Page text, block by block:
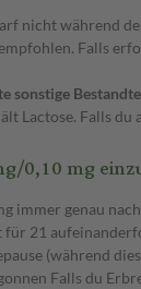
nicht während
Falls
sonstige
Lactose. Falls
0,10 mg
immer genau
21
(während
Falls du